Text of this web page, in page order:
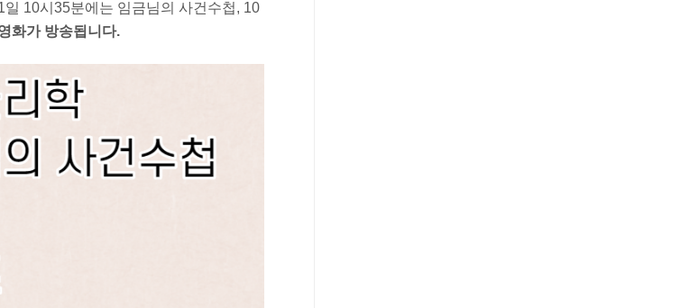
10시35분에는 임금님의 사건수첩, 10
화가 방송됩니다.